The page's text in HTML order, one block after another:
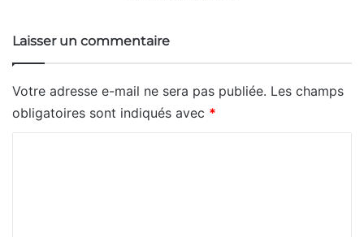
Laisser un commentaire
Votre adresse e-mail ne sera pas publiée. Les champs
obligatoires sont indiqués avec *